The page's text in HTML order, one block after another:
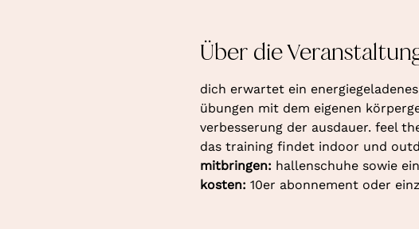
Über die
dich erwartet ein
übungen mit dem eigenen
verbesserung der ausdauer. feel
das training findet indoor und
mitbringen: hallenschuhe sowie
kosten: 10er abonnement oder